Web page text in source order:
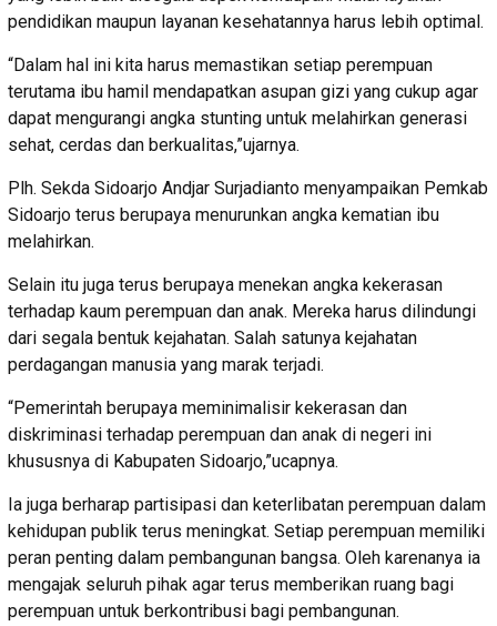
pendidikan maupun layanan kesehatannya harus lebih optimal.
“Dalam hal ini kita harus memastikan setiap perempuan
terutama ibu hamil mendapatkan asupan gizi yang cukup agar
dapat mengurangi angka stunting untuk melahirkan generasi
sehat, cerdas dan berkualitas,”ujarnya.
Plh. Sekda Sidoarjo Andjar Surjadianto menyampaikan Pemkab
Sidoarjo terus berupaya menurunkan angka kematian ibu
melahirkan.
Selain itu juga terus berupaya menekan angka kekerasan
terhadap kaum perempuan dan anak. Mereka harus dilindungi
dari segala bentuk kejahatan. Salah satunya kejahatan
perdagangan manusia yang marak terjadi.
“Pemerintah berupaya meminimalisir kekerasan dan
diskriminasi terhadap perempuan dan anak di negeri ini
khususnya di Kabupaten Sidoarjo,”ucapnya.
Ia juga berharap partisipasi dan keterlibatan perempuan dalam
kehidupan publik terus meningkat. Setiap perempuan memiliki
peran penting dalam pembangunan bangsa. Oleh karenanya ia
mengajak seluruh pihak agar terus memberikan ruang bagi
perempuan untuk berkontribusi bagi pembangunan.